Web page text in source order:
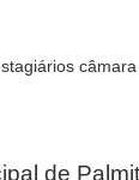
de